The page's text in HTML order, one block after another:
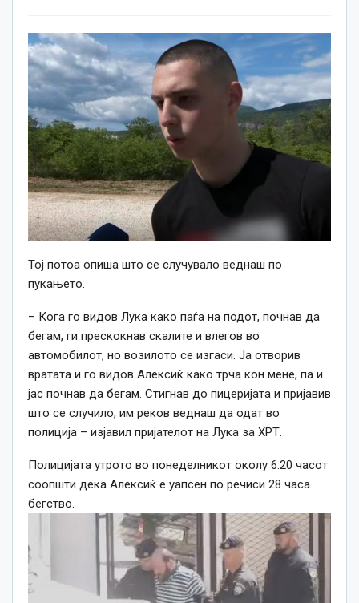
Тој потоа опиша што се случувало веднаш по
пукањето.
– Кога го видов Лука како паѓа на подот, почнав да
бегам, ги прескокнав скалите и влегов во
автомобилот, но возилото се изгаси. Ја отворив
вратата и го видов Алексиќ како трча кон мене, па и
јас почнав да бегам. Стигнав до пицеријата и пријавив
што се случило, им реков веднаш да одат во
полиција – изјавил пријателот на Лука за ХРТ.
Полицијата утрото во понеделникот околу 6:20 часот
соопшти дека Алексиќ е уапсен по речиси 28 часа
бегство.